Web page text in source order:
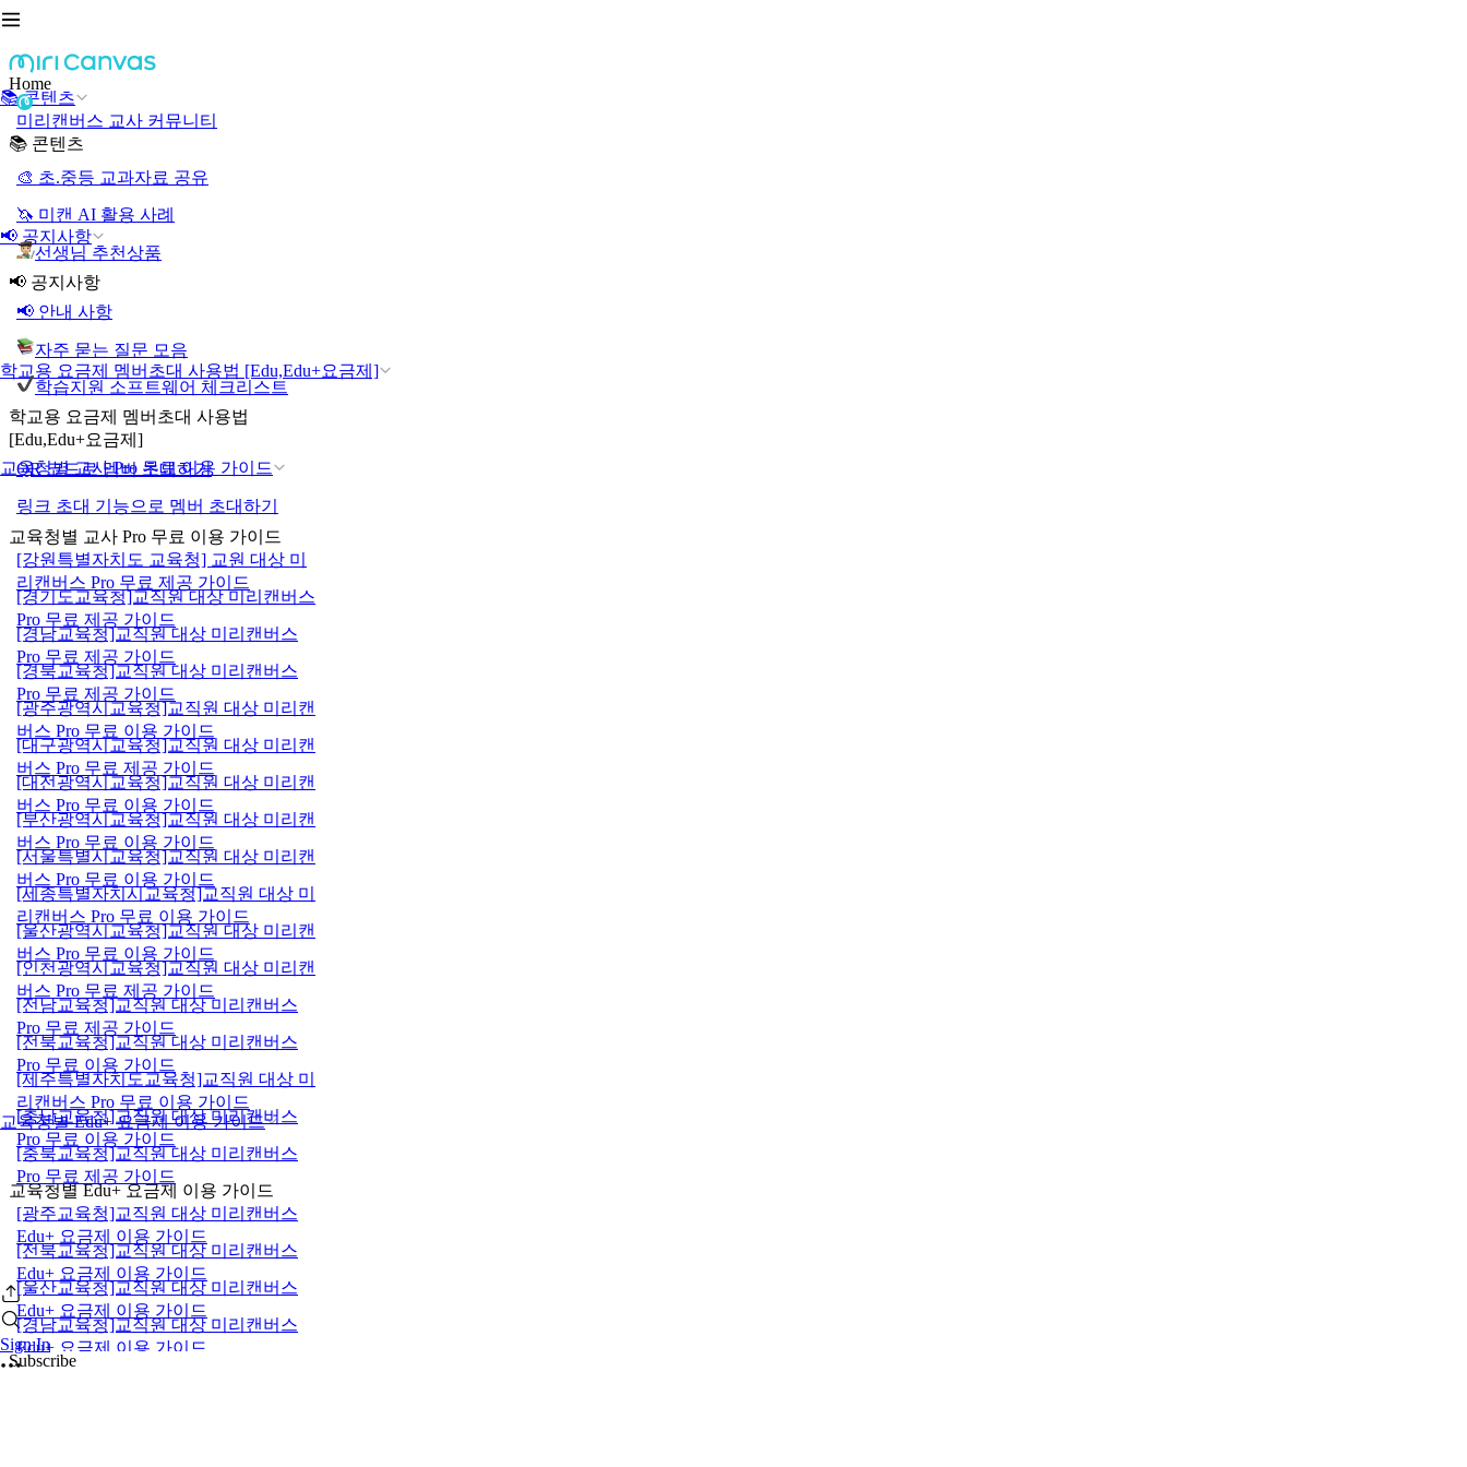
📚 콘텐츠
📢 공지사항
학교용 요금제 멤버초대 사용법 [Edu,Edu+요금제]
교육청별 교사 Pro 무료 이용 가이드
교육청별 Edu+ 요금제 이용 가이드
Sign In
Home
미리캔버스 교사 커뮤니티
📚 콘텐츠
🎨 초.중등 교과자료 공유
🦄 미캔 AI 활용 사례
선생님 추천상품
📢 공지사항
📢 안내 사항
자주 묻는 질문 모음
학습지원 소프트웨어 체크리스트
학교용 요금제 멤버초대 사용법
[Edu,Edu+요금제]
QR 코드로 멤버 초대하기
링크 초대 기능으로 멤버 초대하기
교육청별 교사 Pro 무료 이용 가이드
[강원특별자치도 교육청] 교원 대상 미
리캔버스 Pro 무료 제공 가이드
[경기도교육청]교직원 대상 미리캔버스
Pro 무료 제공 가이드
[경남교육청]교직원 대상 미리캔버스
Pro 무료 제공 가이드
[경북교육청]교직원 대상 미리캔버스
Pro 무료 제공 가이드
[광주광역시교육청]교직원 대상 미리캔
버스 Pro 무료 이용 가이드
[대구광역시교육청]교직원 대상 미리캔
버스 Pro 무료 제공 가이드
[대전광역시교육청]교직원 대상 미리캔
버스 Pro 무료 이용 가이드
[부산광역시교육청]교직원 대상 미리캔
버스 Pro 무료 이용 가이드
[서울특별시교육청]교직원 대상 미리캔
버스 Pro 무료 이용 가이드
[세종특별자치시교육청]교직원 대상 미
리캔버스 Pro 무료 이용 가이드
[울산광역시교육청]교직원 대상 미리캔
버스 Pro 무료 이용 가이드
[인천광역시교육청]교직원 대상 미리캔
버스 Pro 무료 제공 가이드
[전남교육청]교직원 대상 미리캔버스
Pro 무료 제공 가이드
[전북교육청]교직원 대상 미리캔버스
Pro 무료 이용 가이드
[제주특별자치도교육청]교직원 대상 미
리캔버스 Pro 무료 이용 가이드
[충남교육청]교직원 대상 미리캔버스
Pro 무료 이용 가이드
[충북교육청]교직원 대상 미리캔버스
Pro 무료 제공 가이드
교육청별 Edu+ 요금제 이용 가이드
[광주교육청]교직원 대상 미리캔버스
Edu+ 요금제 이용 가이드
[전북교육청]교직원 대상 미리캔버스
Edu+ 요금제 이용 가이드
[울산교육청]교직원 대상 미리캔버스
Edu+ 요금제 이용 가이드
[경남교육청]교직원 대상 미리캔버스
Edu+ 요금제 이용 가이드
Subscribe